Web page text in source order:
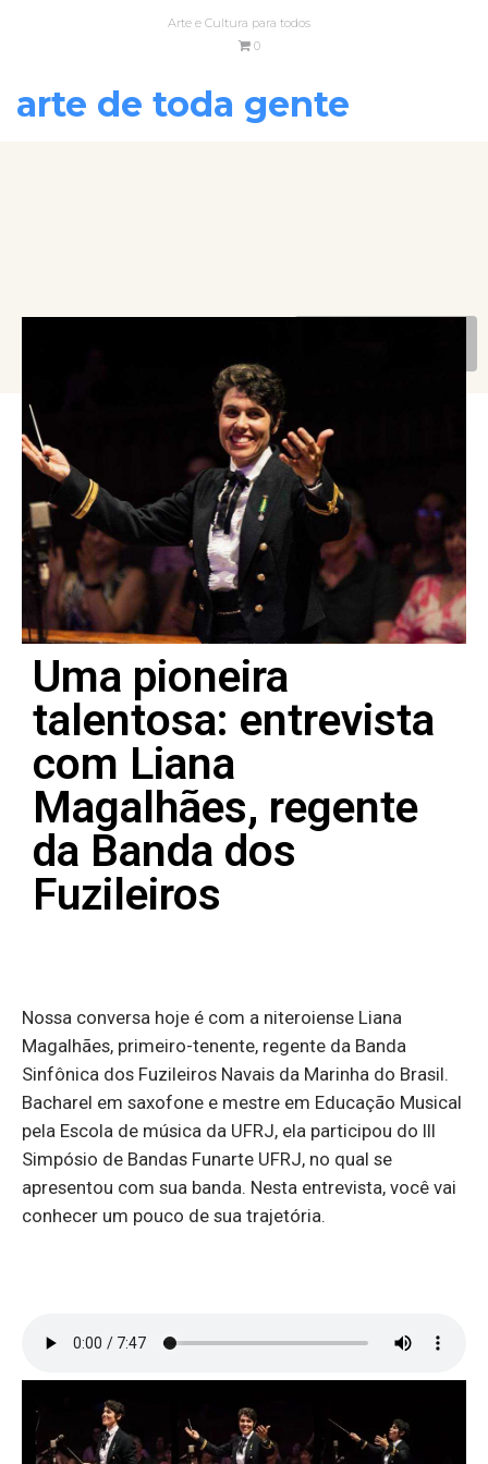
Arte e Cultura para todos
0
arte de toda gente
Uma pioneira
talentosa: entrevista
com Liana
Magalhães, regente
da Banda dos
Fuzileiros
Nossa conversa hoje é com a niteroiense Liana
Magalhães, primeiro-tenente, regente da Banda
Sinfônica dos Fuzileiros Navais da Marinha do Brasil.
Bacharel em saxofone e mestre em Educação Musical
pela Escola de música da UFRJ, ela participou do III
Simpósio de Bandas Funarte UFRJ, no qual se
apresentou com sua banda. Nesta entrevista, você vai
conhecer um pouco de sua trajetória.